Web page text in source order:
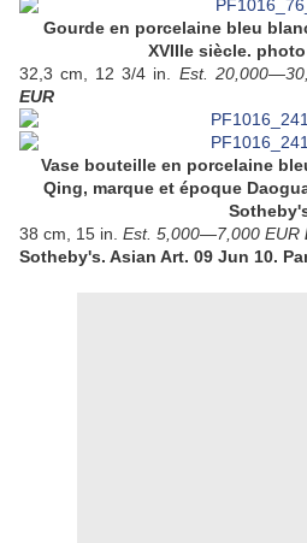
Gourde en porcelaine bleu
XVIIIe siècle.
32,3 cm, 12 3/4 in.
Est.
EUR
Vase bouteille en porcelaine
Qing, marque et époque
38 cm, 15 in. Est. 5,000—7,000 EUR
Sotheby's. Asian Art. 09 Jun 10.